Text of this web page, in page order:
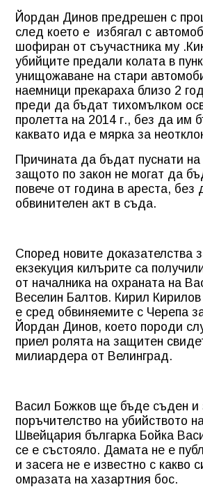
Йордан Динов предрешен с
след което е избягал с
шофиран от съучастника му
убийците предали колата в
унищожаване на стари
наемници прекараха близо 2
преди да бъдат тихомълком
пролетта на 2014 г., без да им
каквато ида е мярка за
Причината да бъдат пуснати
защото по закон не могат да
повече от година в ареста, без
обвинителен акт в съда.
Според новите доказателства
екзекуция килърите са
от началника на охраната на
Веселин Балтов. Кирил
е сред обвиняемите с Черепа
Йордан Динов, което породи
приел ролята на защитен
милиардера от Велинград.
Васил Божков ще бъде съден и
поръчителство на убийството
Швейцария българка Бойка
се е състояло. Дамата не е
и засега не е известно с какво
омразата на хазартния бос.